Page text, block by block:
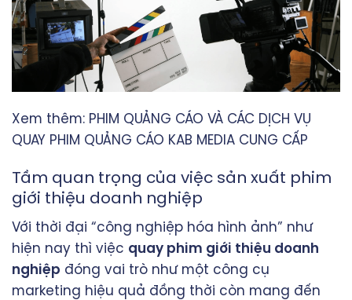
Xem thêm: PHIM QUẢNG CÁO VÀ CÁC DỊCH VỤ
QUAY PHIM QUẢNG CÁO KAB MEDIA CUNG CẤP
Tầm quan trọng của việc sản xuất phim
giới thiệu doanh nghiệp
Với thời đại “công nghiệp hóa hình ảnh” như
hiện nay thì việc quay phim giới thiệu doanh
nghiệp đóng vai trò như một công cụ
marketing hiệu quả đồng thời còn mang đến